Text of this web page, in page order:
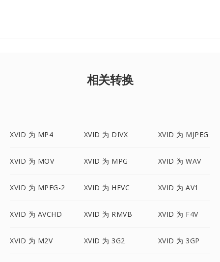
相关转换
XVID 为 MP4 XVID 为 DIVX XVID 为 MJPEG
XVID 为 MOV XVID 为 MPG XVID 为 WAV
XVID 为 MPEG-2 XVID 为 HEVC XVID 为 AV1
XVID 为 AVCHD XVID 为 RMVB XVID 为 F4V
XVID 为 M2V XVID 为 3G2 XVID 为 3GP